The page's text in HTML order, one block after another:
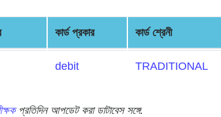
কার্ড প্রকার কার্ড শ্রেনী
debit TRADITIONAL
প্রতিদিন আপডেট করা ডাটাবেস সঙ্গে.